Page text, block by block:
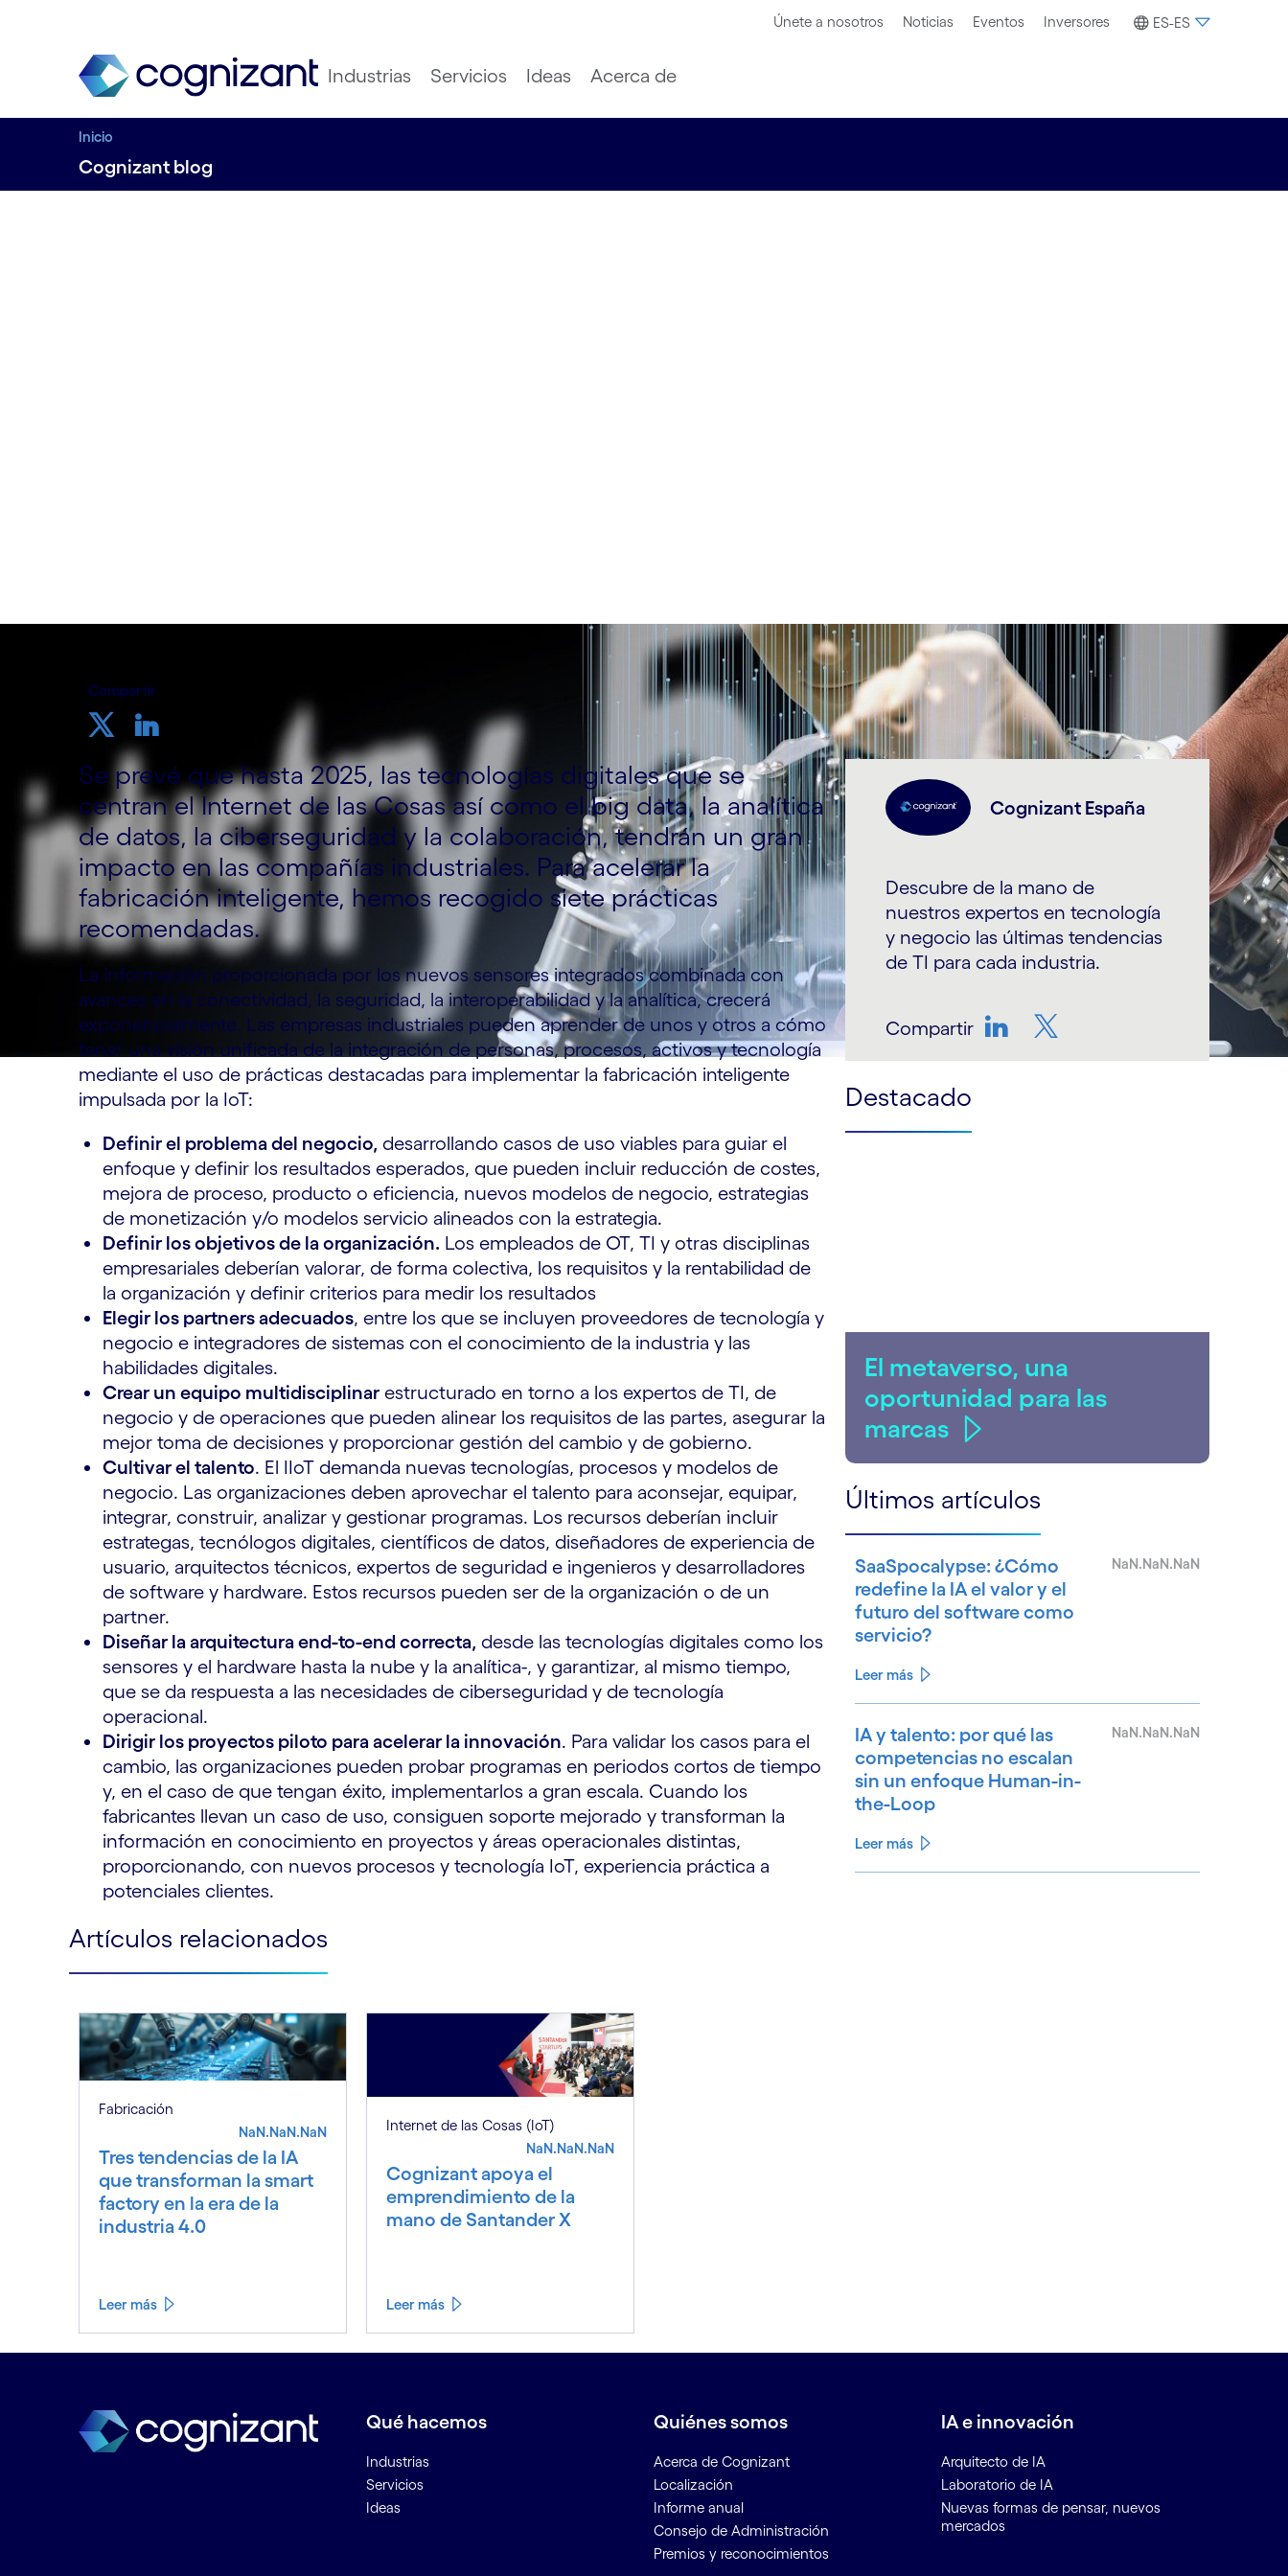
Únete a nosotros Noticias Eventos Inversores ES-ES
Industrias Servicios Ideas Acerca de
Inicio
Cognizant blog
Compartir
Se prevé que hasta 2025, las tecnologías digitales que se
centran el Internet de las Cosas así como el big data, la analítica
de datos, la ciberseguridad y la colaboración, tendrán un gran
impacto en las compañías industriales. Para acelerar la
fabricación inteligente, hemos recogido siete prácticas
recomendadas.
La información proporcionada por los nuevos sensores integrados combinada con
avances en la conectividad, la seguridad, la interoperabilidad y la analítica, crecerá
exponencialmente. Las empresas industriales pueden aprender de unos y otros a cómo
tener una visión unificada de la integración de personas, procesos, activos y tecnología
mediante el uso de prácticas destacadas para implementar la fabricación inteligente
impulsada por la IoT:
Definir el problema del negocio, desarrollando casos de uso viables para guiar el
enfoque y definir los resultados esperados, que pueden incluir reducción de costes,
mejora de proceso, producto o eficiencia, nuevos modelos de negocio, estrategias
de monetización y/o modelos servicio alineados con la estrategia.
Definir los objetivos de la organización. Los empleados de OT, TI y otras disciplinas
empresariales deberían valorar, de forma colectiva, los requisitos y la rentabilidad de
la organización y definir criterios para medir los resultados
Elegir los partners adecuados, entre los que se incluyen proveedores de tecnología y
negocio e integradores de sistemas con el conocimiento de la industria y las
habilidades digitales.
Crear un equipo multidisciplinar estructurado en torno a los expertos de TI, de
negocio y de operaciones que pueden alinear los requisitos de las partes, asegurar la
mejor toma de decisiones y proporcionar gestión del cambio y de gobierno.
Cultivar el talento. El IIoT demanda nuevas tecnologías, procesos y modelos de
negocio. Las organizaciones deben aprovechar el talento para aconsejar, equipar,
integrar, construir, analizar y gestionar programas. Los recursos deberían incluir
estrategas, tecnólogos digitales, científicos de datos, diseñadores de experiencia de
usuario, arquitectos técnicos, expertos de seguridad e ingenieros y desarrolladores
de software y hardware. Estos recursos pueden ser de la organización o de un
partner.
Diseñar la arquitectura end-to-end correcta, desde las tecnologías digitales como los
sensores y el hardware hasta la nube y la analítica-, y garantizar, al mismo tiempo,
que se da respuesta a las necesidades de ciberseguridad y de tecnología
operacional.
Dirigir los proyectos piloto para acelerar la innovación. Para validar los casos para el
cambio, las organizaciones pueden probar programas en periodos cortos de tiempo
y, en el caso de que tengan éxito, implementarlos a gran escala. Cuando los
fabricantes llevan un caso de uso, consiguen soporte mejorado y transforman la
información en conocimiento en proyectos y áreas operacionales distintas,
proporcionando, con nuevos procesos y tecnología IoT, experiencia práctica a
potenciales clientes.
Cognizant España
Descubre de la mano de
nuestros expertos en tecnología
y negocio las últimas tendencias
de TI para cada industria.
Compartir
Destacado
El metaverso, una
oportunidad para las
marcas
Últimos artículos
SaaSpocalypse: ¿Cómo
redefine la IA el valor y el
futuro del software como
servicio?
NaN.NaN.NaN
Leer más
IA y talento: por qué las
competencias no escalan
sin un enfoque Human-in-
the-Loop
NaN.NaN.NaN
Leer más
Artículos relacionados
Fabricación
NaN.NaN.NaN
Tres tendencias de la IA
que transforman la smart
factory en la era de la
industria 4.0
Leer más
Internet de las Cosas (IoT)
NaN.NaN.NaN
Cognizant apoya el
emprendimiento de la
mano de Santander X
Leer más
Qué hacemos
Industrias
Servicios
Ideas
Quiénes somos
Acerca de Cognizant
Localización
Informe anual
Consejo de Administración
Premios y reconocimientos
IA e innovación
Arquitecto de IA
Laboratorio de IA
Nuevas formas de pensar, nuevos
mercados